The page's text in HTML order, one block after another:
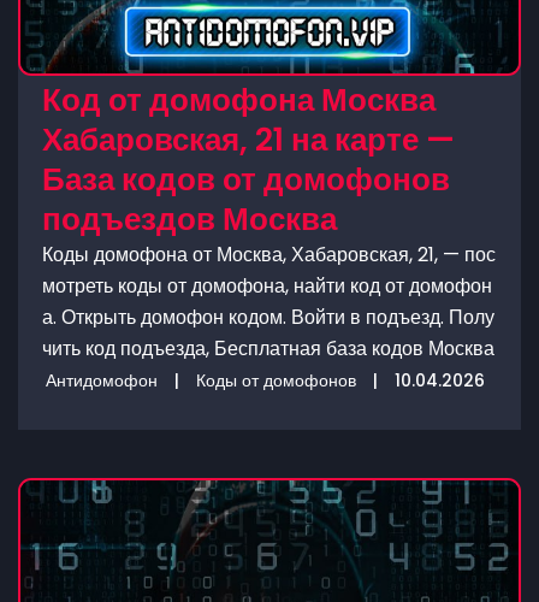
Код от домофона Москва
Хабаровская, 21 на карте —
База кодов от домофонов
подъездов Москва
Коды домофона от Москва, Хабаровская, 21, — пос
мотреть коды от домофона, найти код от домофон
а. Открыть домофон кодом. Войти в подъезд. Полу
чить код подъезда, Бесплатная база кодов Москва
Антидомофон | Коды от домофонов | 10.04.2026